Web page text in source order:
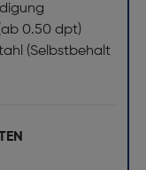
0.50 dpt)
(Selbstbehalt